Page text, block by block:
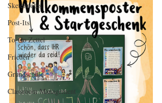
Sketchnotes
Post-Its
To-Go Zettel
Frieden
Grundschule
Classroom Management